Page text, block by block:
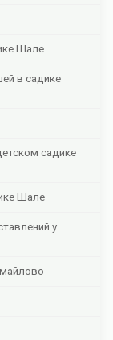
Шале
в садике
садике
Шале
у